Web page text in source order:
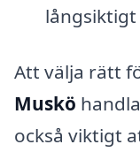
Att välja rätt
Muskö
också viktigt